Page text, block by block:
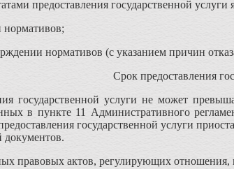
предоставления государственной услуги
нормативов;
нормативов (с указанием причин
Срок предоставления
государственной услуги не может
в пункте 11 Административного
государственной услуги
документов.
правовых актов, регулирующих отношения,